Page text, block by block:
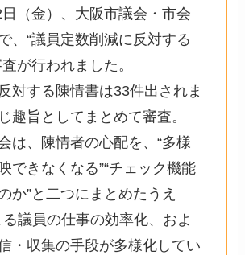
（金）、大阪市議会・市会
、“議員定数削減に反対する
が行われました。
対する陳情書は33件出されま
趣旨としてまとめて審査。
は、陳情者の心配を、“多様
できなくなる”“チェック機能
か”と二つにまとめたうえ
議員の仕事の効率化、およ
・収集の手段が多様化してい